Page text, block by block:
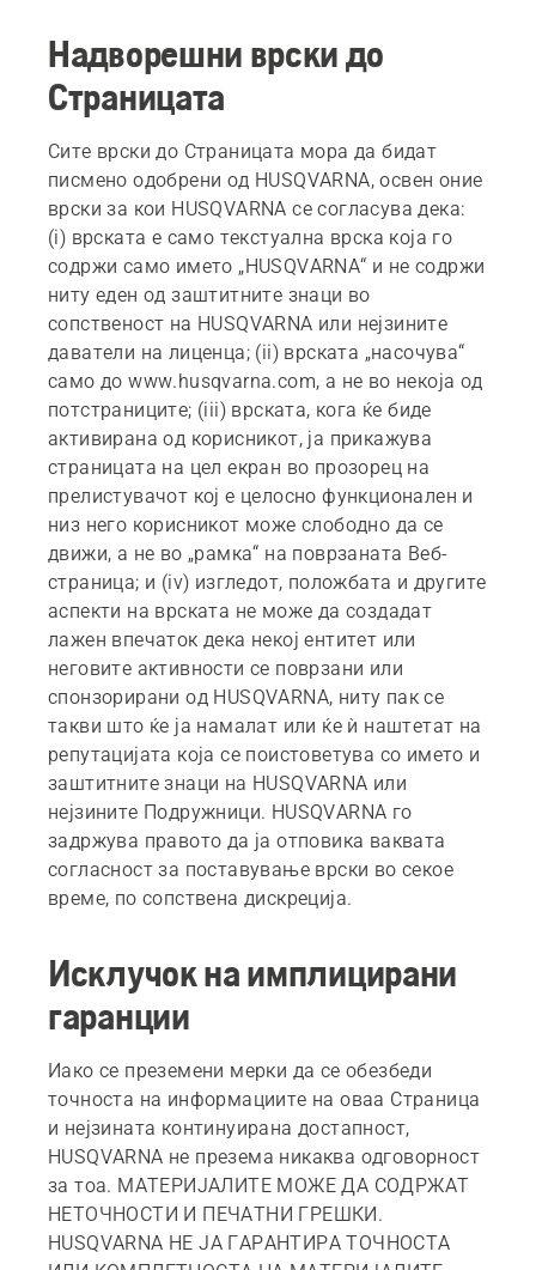
Надворешни врски до
Страницата
Сите врски до Страницата мора да бидат
писмено одобрени од HUSQVARNA, освен оние
врски за кои HUSQVARNA се согласува дека:
(i) врската е само текстуална врска која го
содржи само името „HUSQVARNA“ и не содржи
ниту еден од заштитните знаци во
сопственост на HUSQVARNA или нејзините
даватели на лиценца; (ii) врската „насочува“
само до www.husqvarna.com, а не во некоја од
потстраниците; (iii) врската, кога ќе биде
активирана од корисникот, ја прикажува
страницата на цел екран во прозорец на
прелистувачот кој е целосно функционален и
низ него корисникот може слободно да се
движи, а не во „рамка“ на поврзаната Веб-
страница; и (iv) изгледот, положбата и другите
аспекти на врската не може да создадат
лажен впечаток дека некој ентитет или
неговите активности се поврзани или
спонзорирани од HUSQVARNA, ниту пак се
такви што ќе ја намалат или ќе ѝ наштетат на
репутацијата која се поистоветува со името и
заштитните знаци на HUSQVARNA или
нејзините Подружници. HUSQVARNA го
задржува правото да ја отповика ваквата
согласност за поставување врски во секое
време, по сопствена дискреција.
Исклучок на имплицирани
гаранции
Иако се преземени мерки да се обезбеди
точноста на информациите на оваа Страница
и нејзината континуирана достапност,
HUSQVARNA не презема никаква одговорност
за тоа. МАТЕРИЈАЛИТЕ МОЖЕ ДА СОДРЖАТ
НЕТОЧНОСТИ И ПЕЧАТНИ ГРЕШКИ.
HUSQVARNA НЕ ЈА ГАРАНТИРА ТОЧНОСТА